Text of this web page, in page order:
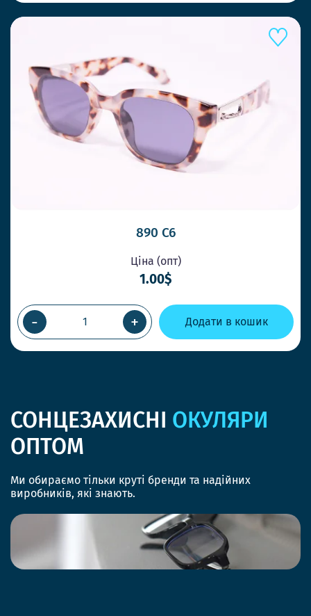
890 С6
Ціна (опт)
1.00$
- + Додати в кошик
СОНЦЕЗАХИСНІ ОКУЛЯРИ
ОПТОМ
Ми обираємо тільки круті бренди та надійних
виробників, які знають.